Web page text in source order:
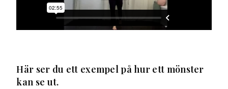
Här ser du ett exempel på hur ett mönster
kan se ut.